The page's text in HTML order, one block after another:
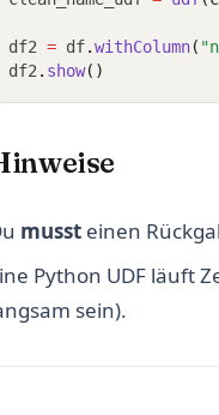
df2 = df.withColumn(
df2 . show()
musst einen
Python UDF läuft
sein).